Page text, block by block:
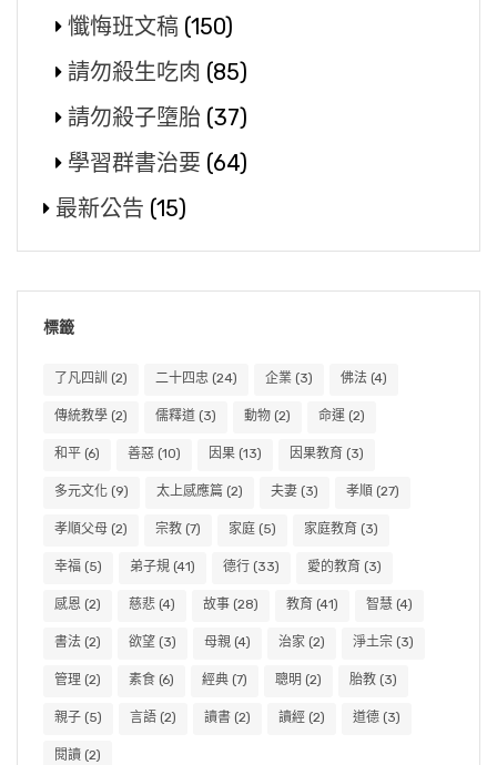
懺悔班文稿 (150)
請勿殺生吃肉 (85)
請勿殺子墮胎 (37)
學習群書治要 (64)
最新公告 (15)
標籤
了凡四訓 (2) 二十四忠 (24) 企業 (3) 佛法 (4)
傳統教學 (2) 儒釋道 (3) 動物 (2) 命運 (2)
和平 (6) 善惡 (10) 因果 (13) 因果教育 (3)
多元文化 (9) 太上感應篇 (2) 夫妻 (3) 孝順 (27)
孝順父母 (2) 宗教 (7) 家庭 (5) 家庭教育 (3)
幸福 (5) 弟子規 (41) 德行 (33) 愛的教育 (3)
感恩 (2) 慈悲 (4) 故事 (28) 教育 (41) 智慧 (4)
書法 (2) 欲望 (3) 母親 (4) 治家 (2) 淨土宗 (3)
管理 (2) 素食 (6) 經典 (7) 聰明 (2) 胎教 (3)
親子 (5) 言語 (2) 讀書 (2) 讀經 (2) 道德 (3)
閱讀 (2)